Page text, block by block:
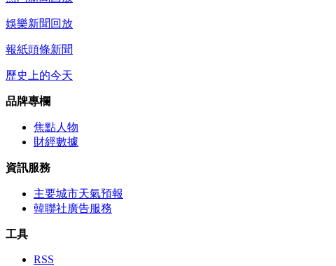
娛樂新聞回放
報紙頭條新聞
歷史上的今天
品牌專欄
焦點人物
財經數據
資訊服務
主要城市天氣預報
韓聯社廣告服務
工具
RSS